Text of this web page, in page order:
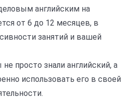
английским на
от 6 до 12 месяцев, в
занятий и вашей
просто знали английский, а
использовать его в своей